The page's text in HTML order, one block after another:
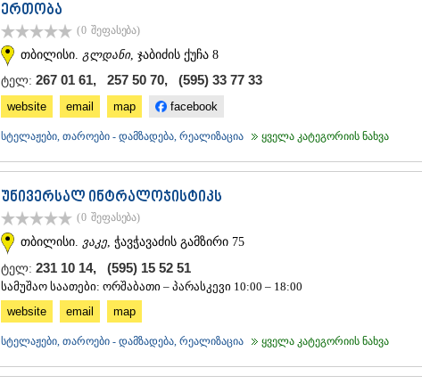
ერთობა
(0 შეფასება)
თბილისი. გლდანი, ჯაბიძის ქუჩა 8
ტელ: 267 01 61, 257 50 70, (595) 33 77 33
website email map facebook
სტელაჟები, თაროები - დამზადება, რეალიზაცია ყველა კატეგორიის ნახვა
უნივერსალ ინტრალოჯისტიკს
(0 შეფასება)
თბილისი. ვაკე , ჭავჭავაძის გამზირი 75
ტელ: 231 10 14, (595) 15 52 51
სამუშაო საათები: ორშაბათი – პარასკევი 10:00 – 18:00
website
email map
სტელაჟები, თაროები - დამზადება, რეალიზაცია ყველა კატეგორიის ნახვა